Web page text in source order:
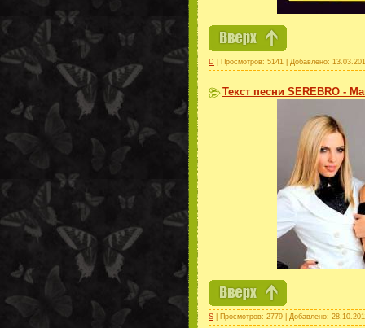
D | Просмотров: 5141 | Добавлено:
Текст песни SEREBRO -
S | Просмотров: 2779 | Добавлено: